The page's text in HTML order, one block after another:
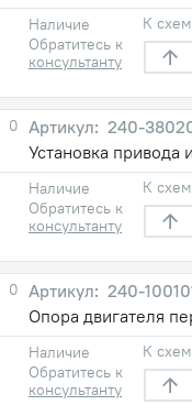
Наличие
Обратитесь к
консультанту
К
0
240-
Установка привода
Наличие
Обратитесь к
консультанту
К
0
240-
Опора двигателя
Наличие
Обратитесь к
консультанту
К